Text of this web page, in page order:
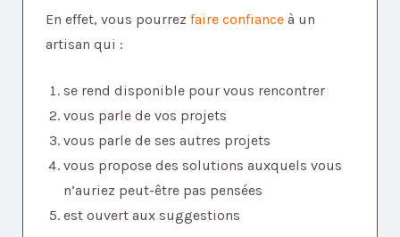
En effet, vous pourrez faire confiance à un
artisan qui :
se rend disponible pour vous rencontrer
vous parle de vos projets
vous parle de ses autres projets
vous propose des solutions auxquels vous
n’auriez peut-être pas pensées
est ouvert aux suggestions